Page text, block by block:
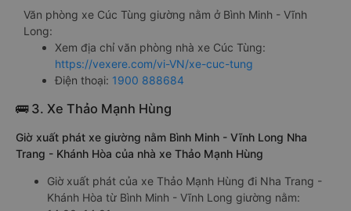
Văn phòng xe Cúc Tùng giường nằm ở Bình Minh - Vĩnh
Long:
Xem địa chỉ văn phòng nhà xe Cúc Tùng:
https://vexere.com/vi-VN/xe-cuc-tung
Điện thoại: 1900 888684
🚌 3. Xe Thảo Mạnh Hùng
Giờ xuất phát xe giường nằm Bình Minh - Vĩnh Long Nha
Trang - Khánh Hòa của nhà xe Thảo Mạnh Hùng
Giờ xuất phát của xe Thảo Mạnh Hùng đi Nha Trang -
Khánh Hòa từ Bình Minh - Vĩnh Long giường nằm: